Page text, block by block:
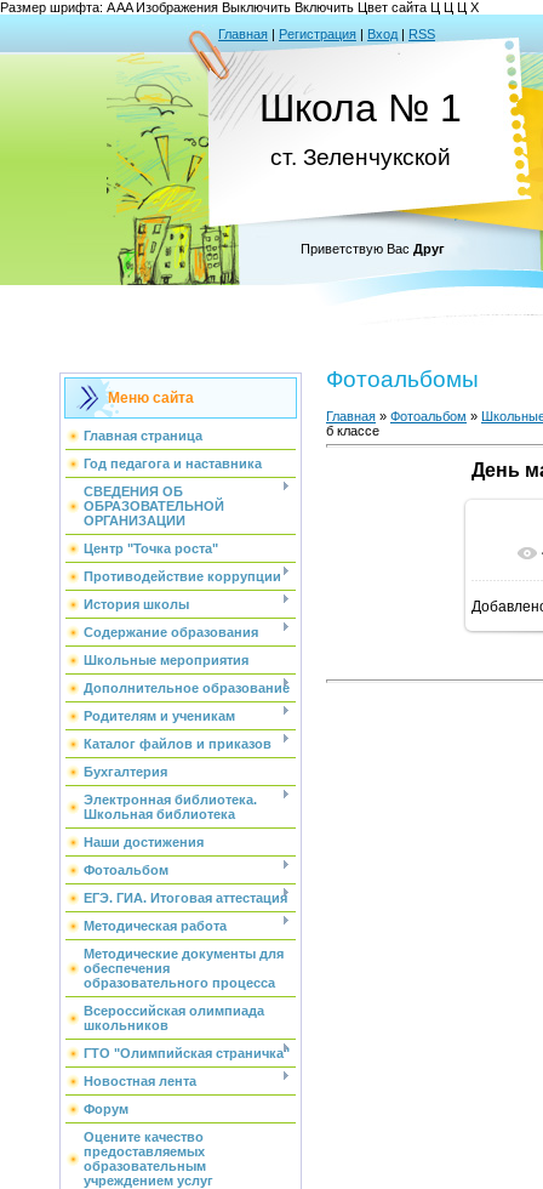
Размер шрифта: AAAИзображения Выключить Включить Цвет сайта Ц Ц Ц Х
Главная | Регистрация | Вход | RSS
Школа № 1
ст. Зеленчукской
Приветствую Вас Друг
Меню сайта
Главная страница
Год педагога и наставника
СВЕДЕНИЯ ОБ
ОБРАЗОВАТЕЛЬНОЙ
ОРГАНИЗАЦИИ
Центр "Точка роста"
Противодействие коррупции
История школы
Содержание образования
Школьные мероприятия
Дополнительное образование
Родителям и ученикам
Каталог файлов и приказов
Бухгалтерия
Электронная библиотека.
Школьная библиотека
Наши достижения
Фотоальбом
ЕГЭ. ГИА. Итоговая аттестация
Методическая работа
Методические документы для
обеспечения
образовательного процесса
Всероссийская олимпиада
школьников
ГТО "Олимпийская страничка"
Новостная лента
Форум
Оцените качество
предоставляемых
образовательным
учреждением услуг
Фотоальбомы
Главная » Фотоальбом »
б классе
День